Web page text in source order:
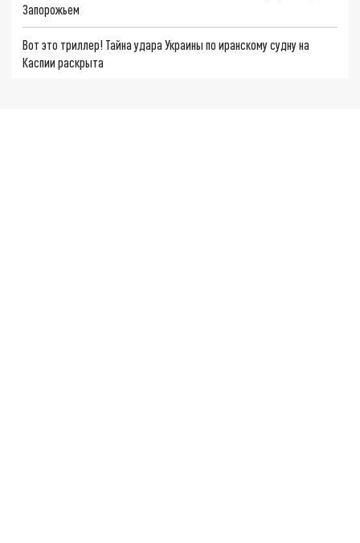
Запорожьем
Вот это триллер! Тайна удара Украины по иранскому судну на
Каспии раскрыта